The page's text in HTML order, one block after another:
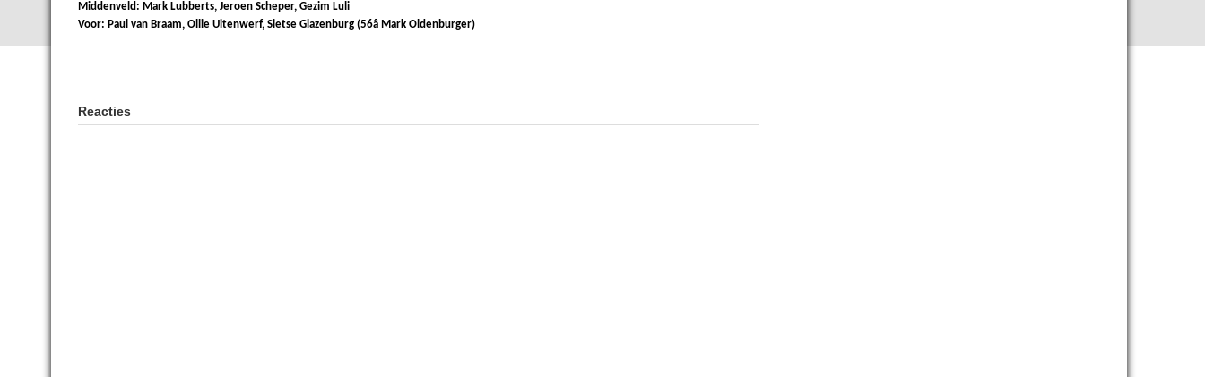
Middenveld: Mark Lubberts, Jeroen Scheper, Gezim Luli
Voor: Paul van Braam, Ollie Uitenwerf, Sietse Glazenburg (56â Mark Oldenburger)
Reacties